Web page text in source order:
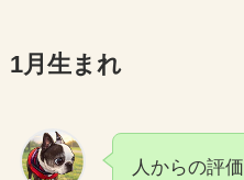
1月生まれ
人からの評